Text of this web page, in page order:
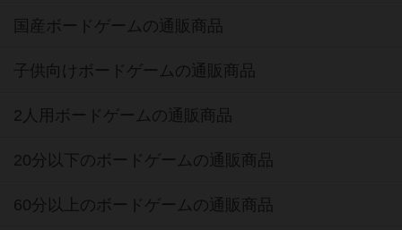
国産ボードゲームの通販商品
子供向けボードゲームの通販商品
2人用ボードゲームの通販商品
20分以下のボードゲームの通販商品
60分以上のボードゲームの通販商品